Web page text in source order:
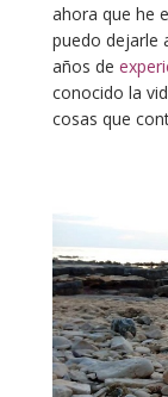
ahora que he
puedo dejarle
años de
conocido la
cosas que